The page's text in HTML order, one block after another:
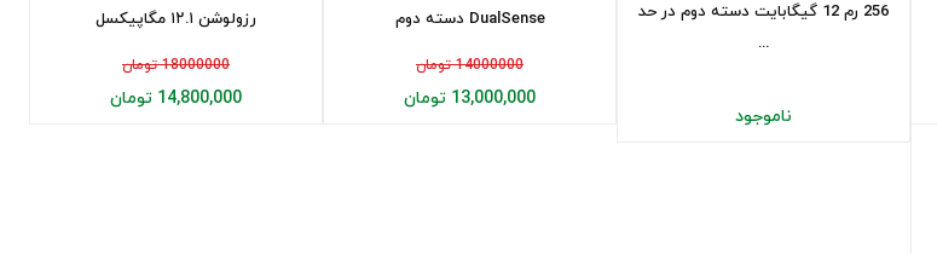
رزولوشن ۱۲.۱ مگاپیکسل
18000000 تومان
14,800,000 تومان
DualSense دسته دوم
14000000 تومان
13,000,000 تومان
256 رم 12 گیگابایت دسته دوم در حد
...
ناموجود